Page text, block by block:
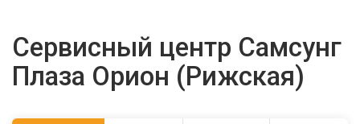
Сервисный центр Самсунг
Плаза Орион (Рижская)